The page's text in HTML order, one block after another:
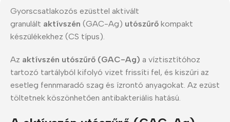
Gyorscsatlakozós ezüsttel aktivált
granulált aktívszén (GAC-Ag) utószűrő kompakt
készülékekhez (CS típus).
Az aktívszén utószűrő (GAC-Ag) a víztisztítóhoz
tartozó tartályból kifolyó vizet frissíti fel, és kiszűri az
esetleg fennmaradó szag és ízrontó anyagokat. Az ezüst
töltetnek köszönhetően antibakteriális hatású.